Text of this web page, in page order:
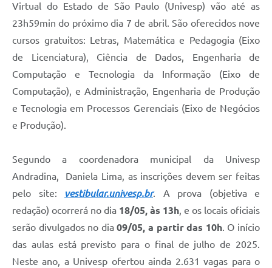
Virtual do Estado de São Paulo (Univesp) vão até as
23h59min do próximo dia 7 de abril. São oferecidos nove
cursos gratuitos: Letras, Matemática e Pedagogia (Eixo
de Licenciatura), Ciência de Dados, Engenharia de
Computação e Tecnologia da Informação (Eixo de
Computação), e Administração, Engenharia de Produção
e Tecnologia em Processos Gerenciais (Eixo de Negócios
e Produção).
Segundo a coordenadora municipal da Univesp
Andradina, Daniela Lima, as inscrições devem ser feitas
pelo site:
vestibular.univesp.br. A prova (objetiva e
redação) ocorrerá no dia 18/05, às 13h, e os locais oficiais
serão divulgados no dia09/05, a partir das 10h. O início
das aulas está previsto para o final de julho de 2025.
Neste ano, a Univesp ofertou ainda 2.631 vagas para o